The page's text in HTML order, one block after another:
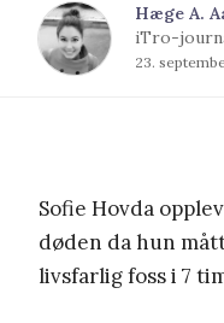
Hæge A.
iTro-
23.
Sofie Hovda
døden da hun
livsfarlig foss i 7